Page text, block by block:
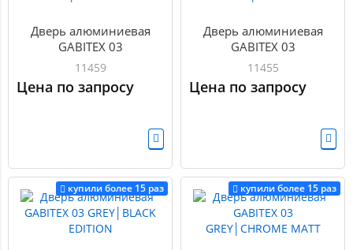
Дверь алюминиевая
GABITEX 03
BRONZE│CHROME MATT
11459
Цена по запросу
Дверь алюминиевая
GABITEX 03
BRONZE│GOLD MATT
11455
Цена по запросу
купили более 15 раз купили более 15 раз